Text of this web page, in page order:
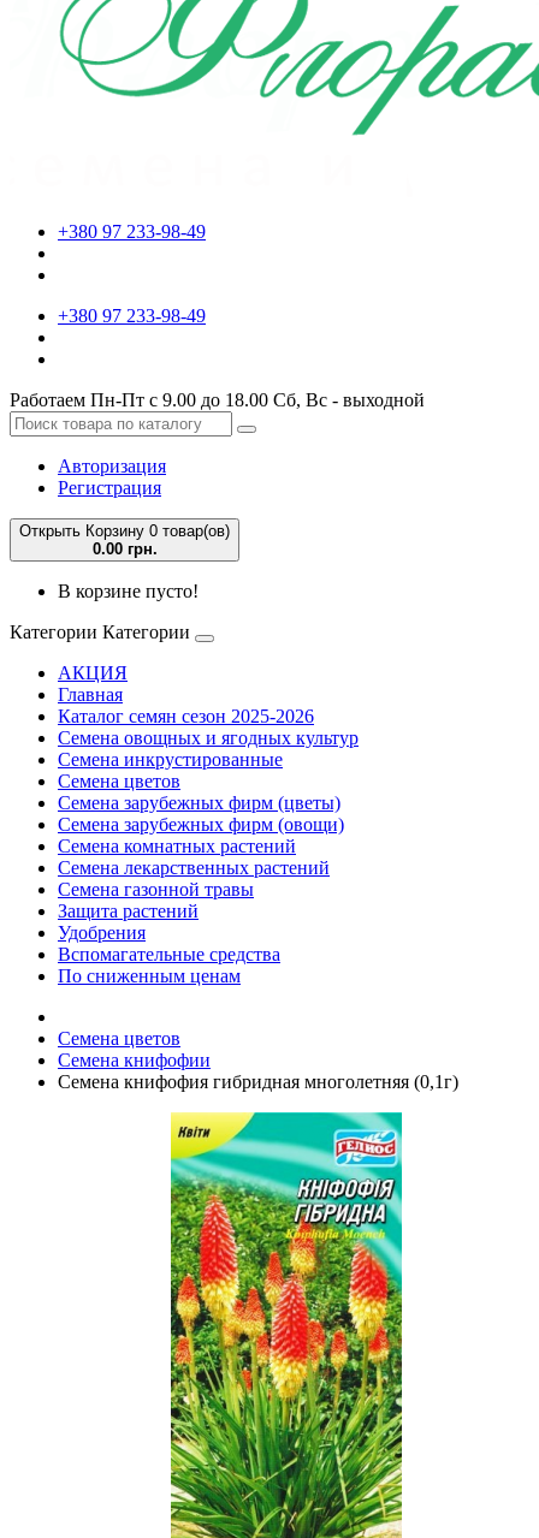
+380 97 233-98-49
+380 97 233-98-49
Работаем Пн-Пт с 9.00 до 18.00 Сб, Вс - выходной
Авторизация
Регистрация
Открыть Корзину 0 товар(ов)
0.00 грн.
В корзине пусто!
Категории Категории
АКЦИЯ
Главная
Каталог семян сезон 2025-2026
Семена овощных и ягодных культур
Семена инкрустированные
Семена цветов
Семена зарубежных фирм (цветы)
Семена зарубежных фирм (овощи)
Семена комнатных растений
Семена лекарственных растений
Семена газонной травы
Защита растений
Удобрения
Вспомагательные средства
По сниженным ценам
Семена цветов
Семена книфофии
Семена книфофия гибридная многолетняя (0,1г)